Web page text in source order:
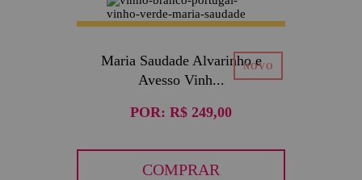
Maria Saudade Alvarinho e
Avesso Vinh...
POR: R$ 249,00
COMPRAR